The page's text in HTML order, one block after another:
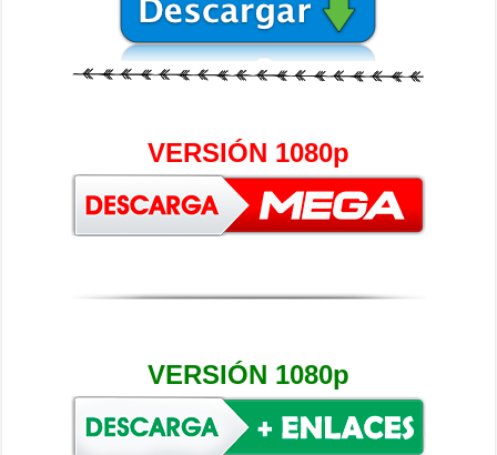
VERSIÓN 1080p
VERSIÓN 1080p